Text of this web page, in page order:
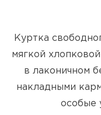
Куртка
мягкой
в лаконичном
накладными
особые